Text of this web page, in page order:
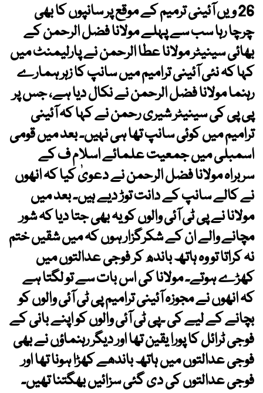
26 ویں آئینی ترمیم کے موقع پر سانپوں کا بھی
چرچا رہا سب سے پہلے مولانا فضل الرحمن کے
بھائی سینیٹر مولانا عطا الرحمن نے پارلیمنٹ میں
کہا کہ نئی آئینی ترامیم میں سانپ کا زہر ہمارے
رہنما مولانا فضل الرحمن نے نکال دیا ہے، جس پر
پی پی کی سینیٹر شیری رحمن نے کہا کہ آئینی
ترامیم میں کوئی سانپ تھا ہی نہیں۔ بعد میں قومی
اسمبلی میں جمعیت علمائے اسلام ف کے
سربراہ مولانا فضل الرحمن نے دعویٰ کیا کہ انھوں
نے کالے سانپ کے دانت توڑ دیے ہیں۔ بعد میں
مولانا نے پی ٹی آئی والوں کو یہ بھی جتا دیا کہ شور
مچانے والے ان کے شکرگزار ہوں کہ میں شقیں ختم
نہ کراتا تو وہ ہاتھ باندھ کر فوجی عدالتوں میں
کھڑے ہوتے۔ مولانا کی اس بات سے تو لگتا ہے
کہ انھوں نے مجوزہ آئینی ترامیم پی ٹی آئی والوں کو
بچانے کے لیے کی ۔پی ٹی آئی والوں کو اپنے بانی کے
فوجی ٹرائل کا پورا یقین تھا اور دیگر رہنماؤں نے بھی
فوجی عدالتوں میں ہاتھ باندھے کھڑا ہونا تھا اور
فوجی عدالتوں کی دی گئی سزائیں بھگتنا تھیں۔